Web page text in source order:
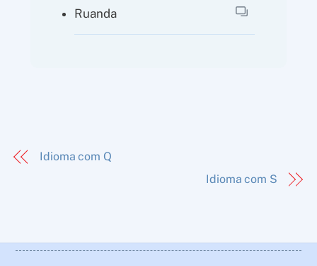
Ruanda
Idioma com Q
Idioma com S